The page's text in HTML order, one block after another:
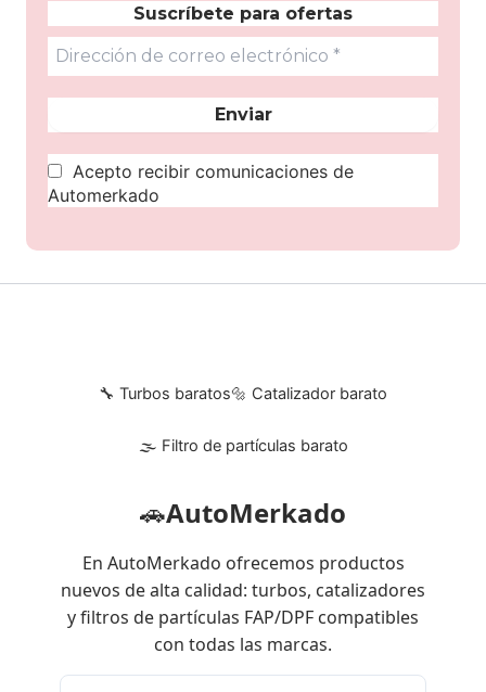
Suscríbete para ofertas
Acepto recibir comunicaciones de
Automerkado
🔧 Turbos baratos🔩 Catalizador barato
🌫 Filtro de partículas barato
🚗AutoMerkado
En AutoMerkado ofrecemos productos
nuevos de alta calidad: turbos, catalizadores
y filtros de partículas FAP/DPF compatibles
con todas las marcas.